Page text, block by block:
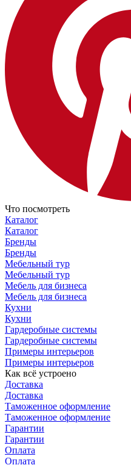
Что посмотреть
Каталог
Каталог
Бренды
Бренды
Мебельный тур
Мебельный тур
Мебель для бизнеса
Мебель для бизнеса
Кухни
Кухни
Гардеробные системы
Гардеробные системы
Примеры интерьеров
Примеры интерьеров
Как всё устроено
Доставка
Доставка
Таможенное оформление
Таможенное оформление
Гарантии
Гарантии
Оплата
Оплата